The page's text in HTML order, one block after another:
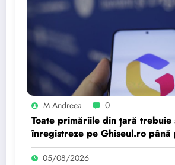
M Andreea 0
Toate primăriile din țară trebuie
înregistreze pe Ghiseul.ro
august. 919 primari au…
05/08/2026